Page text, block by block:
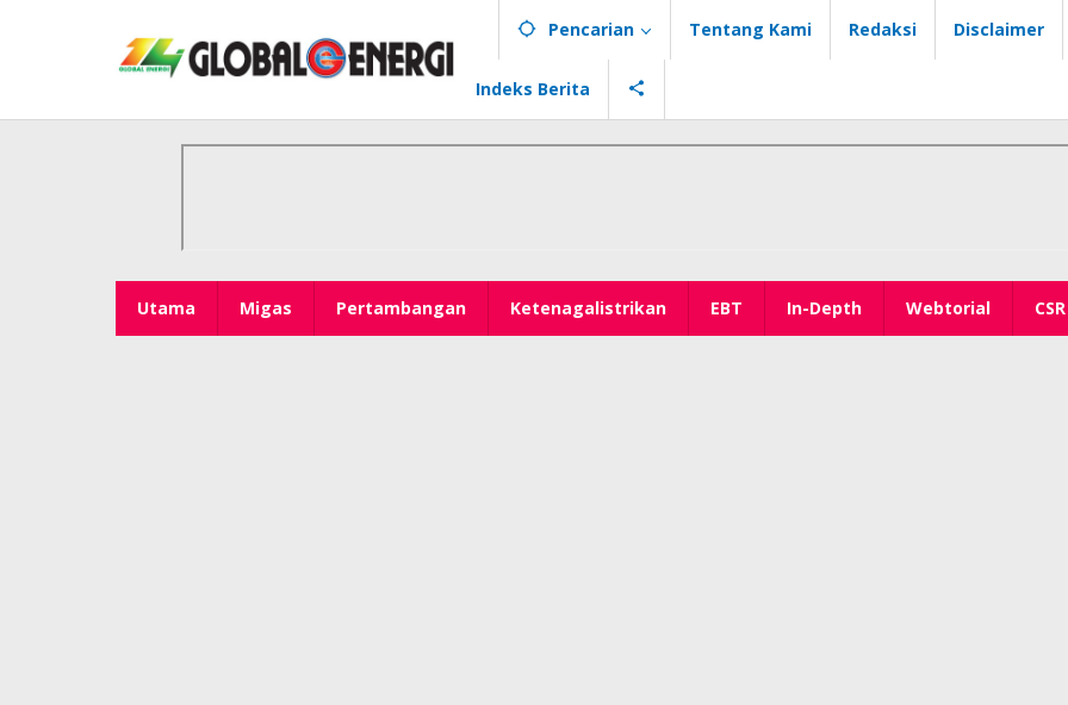
Pencarian Tentang Kami Redaksi Disclaimer
Indeks Berita
Utama Migas Pertambangan Ketenagalistrikan EBT In-Depth Webtorial CSR